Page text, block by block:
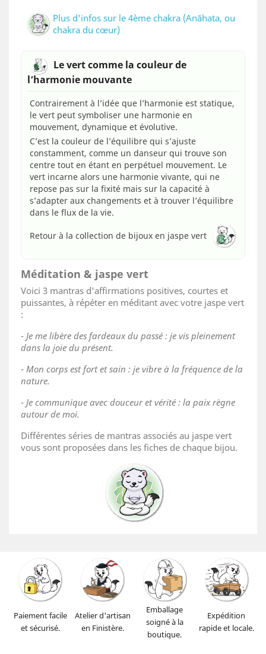
Plus d'infos sur le 4ème chakra (Anāhata, ou
chakra du cœur)
Le vert comme la couleur de
l’harmonie mouvante
Contrairement à l’idée que l’harmonie est statique,
le vert peut symboliser une harmonie en
mouvement, dynamique et évolutive.
C’est la couleur de l’équilibre qui s’ajuste
constamment, comme un danseur qui trouve son
centre tout en étant en perpétuel mouvement. Le
vert incarne alors une harmonie vivante, qui ne
repose pas sur la fixité mais sur la capacité à
s’adapter aux changements et à trouver l’équilibre
dans le flux de la vie.
Retour à la collection de bijoux en jaspe vert
Méditation & jaspe vert
Voici 3 mantras d'affirmations positives, courtes et
puissantes, à répéter en méditant avec votre jaspe vert
:
- Je me libère des fardeaux du passé : je vis pleinement
dans la joie du présent.
- Mon corps est fort et sain : je vibre à la fréquence de la
nature.
- Je communique avec douceur et vérité : la paix règne
autour de moi.
Différentes séries de mantras associés au jaspe vert
vous sont proposées dans les fiches de chaque bijou.
Paiement facile
et sécurisé.
Atelier d'artisan
en Finistère.
Emballage
soigné à la
boutique.
Expédition
rapide et locale.